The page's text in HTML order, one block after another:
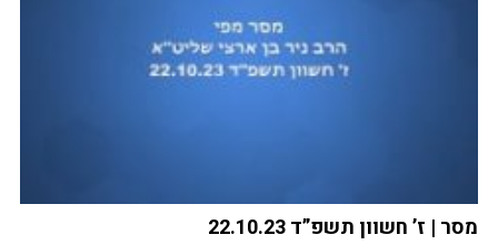
מסר | ז’ חשוון תשפ”ד 22.10.23